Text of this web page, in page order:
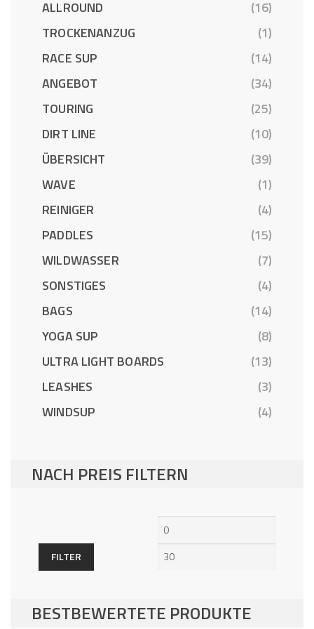
ALLROUND
(16)
TROCKENANZUG
(1)
RACE SUP
(14)
ANGEBOT
(34)
TOURING
(25)
DIRT LINE
(10)
ÜBERSICHT
(39)
WAVE
(1)
REINIGER
(4)
PADDLES
(15)
WILDWASSER
(7)
SONSTIGES
(4)
BAGS
(14)
YOGA SUP
(8)
ULTRA LIGHT BOARDS
(13)
LEASHES
(3)
WINDSUP
(4)
NACH PREIS FILTERN
Min.
Preis
FILTER
BESTBEWERTETE PRODUKTE